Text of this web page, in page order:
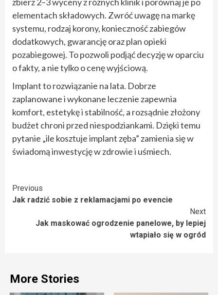
elementach składowych. Zwróć uwagę na markę
systemu, rodzaj korony, konieczność zabiegów
dodatkowych, gwarancję oraz plan opieki
pozabiegowej. To pozwoli podjąć decyzję w oparciu
o fakty, a nie tylko o cenę wyjściową.
Implant to rozwiązanie na lata. Dobrze
zaplanowane i wykonane leczenie zapewnia
komfort, estetykę i stabilność, a rozsądnie złożony
budżet chroni przed niespodziankami. Dzięki temu
pytanie „ile kosztuje implant zęba” zamienia się w
świadomą inwestycję w zdrowie i uśmiech.
Continue
Reading
Previous
Jak radzić sobie z reklamacjami po evencie
Next
Jak maskować ogrodzenie panelowe, by lepiej
wtapiało się w ogród
More Stories